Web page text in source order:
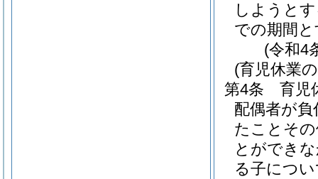
しようと
での期間
(令和4
(育児休業
第4条
育児
配偶者が
たことそ
とができ
る子につ